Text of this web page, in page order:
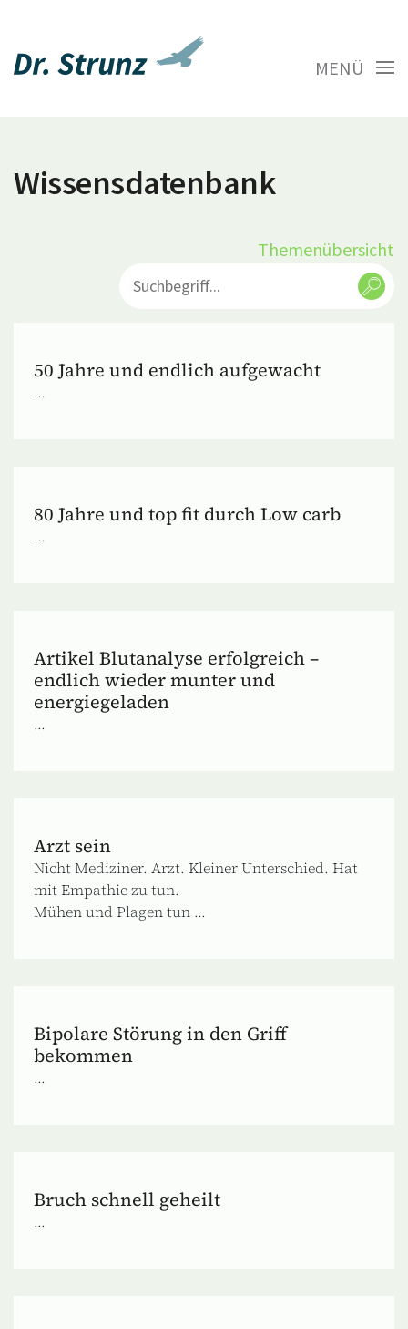
MENÜ
Wissensdatenbank
Themenübersicht
50 Jahre und endlich aufgewacht
...
80 Jahre und top fit durch Low carb
...
Artikel Blutanalyse erfolgreich –
endlich wieder munter und
energiegeladen
...
Arzt sein
Nicht Mediziner. Arzt. Kleiner Unterschied. Hat
mit Empathie zu tun.
Mühen und Plagen tun ...
Bipolare Störung in den Griff
bekommen
...
Bruch schnell geheilt
...